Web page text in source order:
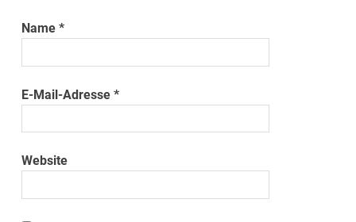
Name*
E-Mail-Adresse*
Website